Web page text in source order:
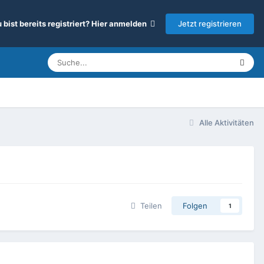
bist bereits registriert? Hier anmelden Jetzt registrieren
Alle Aktivitäten
Teilen Folgen 1